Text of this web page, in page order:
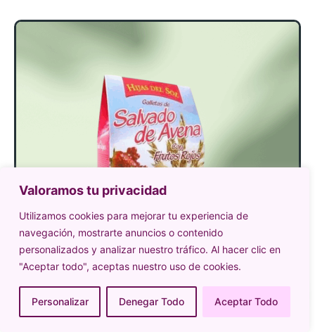
Valoramos tu privacidad
Utilizamos cookies para mejorar tu experiencia de
navegación, mostrarte anuncios o contenido
personalizados y analizar nuestro tráfico. Al hacer clic en
"Aceptar todo", aceptas nuestro uso de cookies.
Personalizar Denegar Todo Aceptar Todo